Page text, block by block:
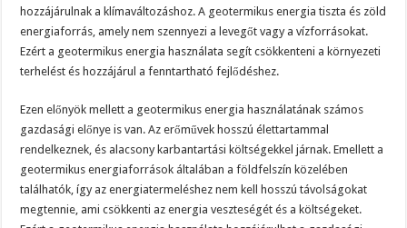
hozzájárulnak a klímaváltozáshoz. A geotermikus energia tiszta és zöld
energiaforrás, amely nem szennyezi a levegőt vagy a vízforrásokat.
Ezért a geotermikus energia használata segít csökkenteni a környezeti
terhelést és hozzájárul a fenntartható fejlődéshez.
Ezen előnyök mellett a geotermikus energia használatának számos
gazdasági előnye is van. Az erőművek hosszú élettartammal
rendelkeznek, és alacsony karbantartási költségekkel járnak. Emellett a
geotermikus energiaforrások általában a földfelszín közelében
találhatók, így az energiatermeléshez nem kell hosszú távolságokat
megtennie, ami csökkenti az energia veszteségét és a költségeket.